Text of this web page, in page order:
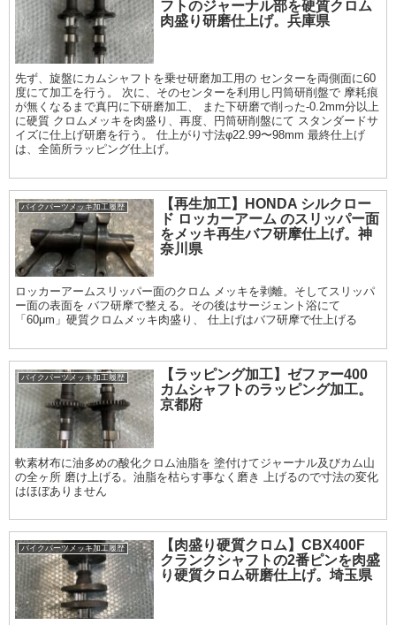
フトのジャーナル部を硬質クロム
肉盛り研磨仕上げ。兵庫県
先ず、旋盤にカムシャフトを乗せ研磨加工用の センターを両側面に60
度にて加工を行う。 次に、そのセンターを利用し円筒研削盤で 摩耗痕
が無くなるまで真円に下研磨加工、 また下研磨で削った-0.2mm分以上
に硬質 クロムメッキを肉盛り、再度、円筒研削盤にて スタンダードサ
イズに仕上げ研磨を行う。 仕上がり寸法φ22.99〜98mm 最終仕上げ
は、全箇所ラッピング仕上げ。
バイクパーツメッキ加工履歴
【再生加工】HONDA シルクロー
ド ロッカーアーム のスリッパー面
をメッキ再生バフ研摩仕上げ。神
奈川県
ロッカーアームスリッパー面のクロム メッキを剥離。そしてスリッパ
ー面の表面を バフ研摩で整える。その後はサージェント浴にて
「60μm」硬質クロムメッキ肉盛り、 仕上げはバフ研摩で仕上げる
バイクパーツメッキ加工履歴
【ラッピング加工】ゼファー400
カムシャフトのラッピング加工。
京都府
軟素材布に油多めの酸化クロム油脂を 塗付けてジャーナル及びカム山
の全ヶ所 磨け上げる。油脂を枯らす事なく磨き 上げるので寸法の変化
はほぼありません
バイクパーツメッキ加工履歴
【肉盛り硬質クロム】CBX400F
クランクシャフトの2番ピンを肉盛
り硬質クロム研磨仕上げ。埼玉県